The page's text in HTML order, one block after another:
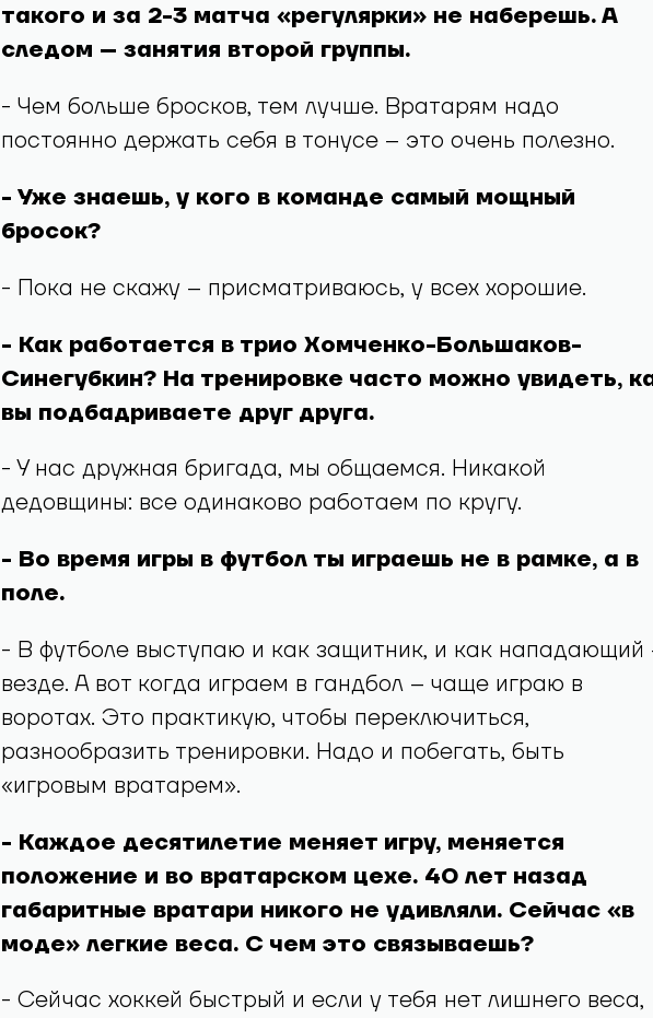
такого и за 2-3 матча «регулярки» не наберешь. А
следом – занятия второй группы.
- Чем больше бросков, тем лучше. Вратарям надо
постоянно держать себя в тонусе – это очень полезно.
- Уже знаешь, у кого в команде самый мощный
бросок?
- Пока не скажу – присматриваюсь, у всех хорошие.
- Как работается в трио Хомченко-Большаков-
Синегубкин? На тренировке часто можно увидеть,
вы подбадриваете друг друга.
- У нас дружная бригада, мы общаемся. Никакой
дедовщины: все одинаково работаем по кругу.
- Во время игры в футбол ты играешь не в рамке, а в
поле.
- В футболе выступаю и как защитник, и как нападающий
везде. А вот когда играем в гандбол – чаще играю в
воротах. Это практикую, чтобы переключиться,
разнообразить тренировки. Надо и побегать, быть
«игровым вратарем».
- Каждое десятилетие меняет игру, меняется
положение и во вратарском цехе. 40 лет назад
габаритные вратари никого не удивляли. Сейчас «в
моде» легкие веса. С чем это связываешь?
- Сейчас хоккей быстрый и если у тебя нет лишнего веса,